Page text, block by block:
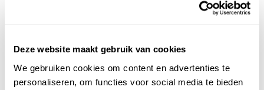
Deze website maakt gebruik van cookies
We gebruiken cookies om content en advertenties te
personaliseren, om functies voor social media te bieden